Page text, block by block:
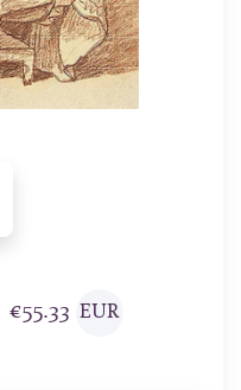
€55.33 EUR